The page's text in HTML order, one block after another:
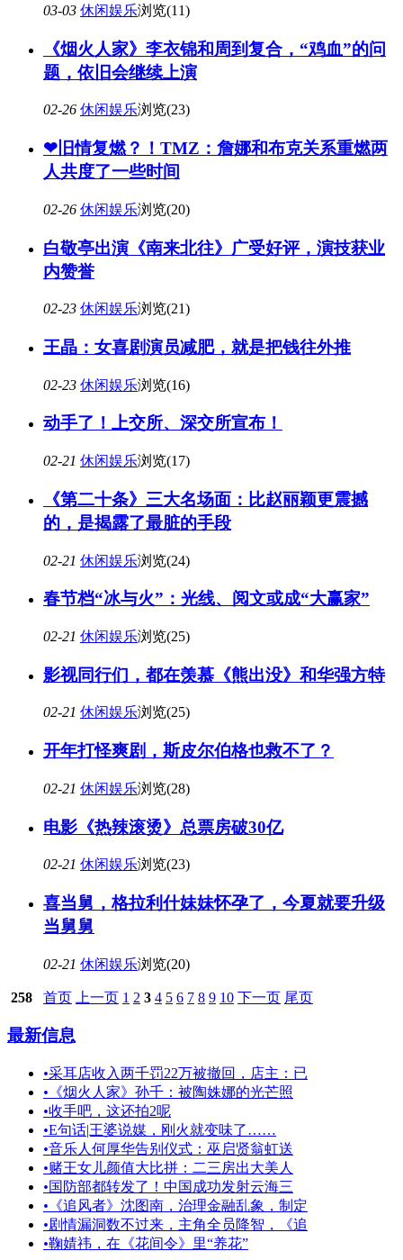
03-03 休闲娱乐浏览(11)
《烟火人家》李衣锦和周到复合，“鸡血”的问
题，依旧会继续上演
02-26 休闲娱乐浏览(23)
❤旧情复燃？！TMZ：詹娜和布克关系重燃两
人共度了一些时间
02-26 休闲娱乐浏览(20)
白敬亭出演《南来北往》广受好评，演技获业
内赞誉
02-23 休闲娱乐浏览(21)
王晶：女喜剧演员减肥，就是把钱往外推
02-23 休闲娱乐浏览(16)
动手了！上交所、深交所宣布！
02-21 休闲娱乐浏览(17)
《第二十条》三大名场面：比赵丽颖更震撼
的，是揭露了最脏的手段
02-21 休闲娱乐浏览(24)
春节档“冰与火”：光线、阅文或成“大赢家”
02-21 休闲娱乐浏览(25)
影视同行们，都在羡慕《熊出没》和华强方特
02-21 休闲娱乐浏览(25)
开年打怪爽剧，斯皮尔伯格也救不了？
02-21 休闲娱乐浏览(28)
电影《热辣滚烫》总票房破30亿
02-21 休闲娱乐浏览(23)
喜当舅，格拉利什妹妹怀孕了，今夏就要升级
当舅舅
02-21 休闲娱乐浏览(20)
258 首页 上一页 1 2 3 4 5 6 7 8 9 10 下一页 尾页
最新信息
•采耳店收入两千罚22万被撤回，店主：已
• 《烟火人家》孙千：被陶姝娜的光芒照
•收手吧，这还拍2呢
•E句话|王婆说媒，刚火就变味了……
•音乐人何厚华告别仪式：巫启贤翁虹送
•赌王女儿颜值大比拼：二三房出大美人
•国防部都转发了！中国成功发射云海三
• 《追风者》沈图南，治理金融乱象，制定
•剧情漏洞数不过来，主角全员降智，《追
•鞠婧祎，在《花间令》里“养花”